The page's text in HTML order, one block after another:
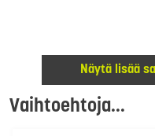
Näytä lisää
Vaihtoehtoja...